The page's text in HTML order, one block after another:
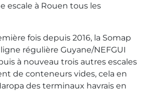
escale à Rouen tous les
fois depuis 2016, la Somap
régulière Guyane/NEFGUI
à nouveau trois autres escales
de conteneurs vides, cela en
des terminaux havrais en